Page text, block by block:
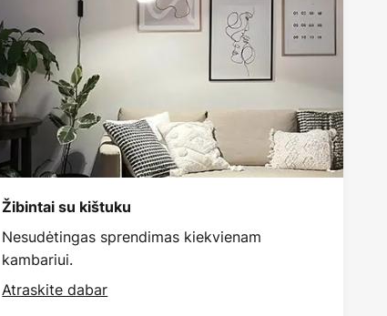
Žibintai su kištuku
Nesudėtingas sprendimas kiekvienam
kambariui.
Atraskite dabar